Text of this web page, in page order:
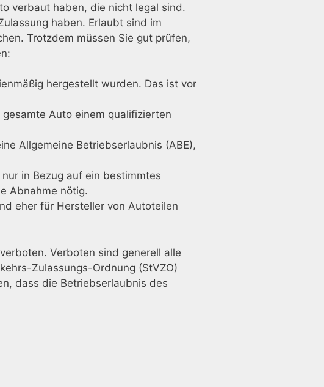
verbaut haben, die nicht legal sind.
haben. Erlaubt sind im
Trotzdem müssen Sie gut prüfen,
hergestellt wurden. Das ist vor
Auto einem qualifizierten
Allgemeine Betriebserlaubnis (ABE),
in Bezug auf ein bestimmtes
Abnahme nötig.
eher für Hersteller von Autoteilen
Verboten sind generell alle
Zulassungs-Ordnung (StVZO)
dass die Betriebserlaubnis des